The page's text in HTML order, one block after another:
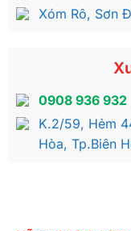
Xóm Rô, Sơn
0908 936 932
K.2/59, Hẻm
Hòa, Tp.Biên